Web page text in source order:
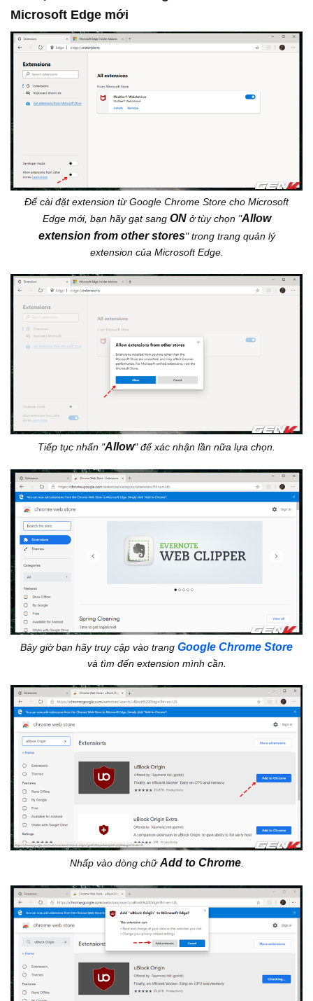
Microsoft Edge mới
Để cài đặt extension từ Google Chrome Store cho Microsoft
Edge mới, bạn hãy gạt sang ONở tùy chọn "Allow
extension from other stores" trong trang quản lý
extension của Microsoft Edge.
Tiếp tục nhấn "Allow" để xác nhận lần nữa lựa chọn.
Bây giờ bạn hãy truy cập vào trang Google Chrome Store
và tìm đến extension mình cần.
Nhấp vào dòng chữAdd to Chrome.